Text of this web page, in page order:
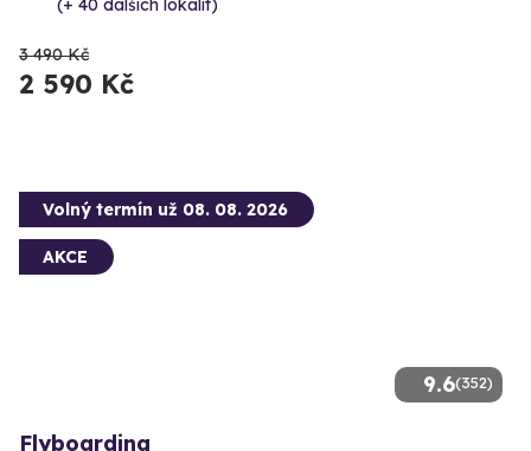
(+ 40 dalších lokalit)
3 490 Kč
2 590 Kč
9.6(352)
Volný termín už 08. 08. 2026
AKCE
Flyboarding